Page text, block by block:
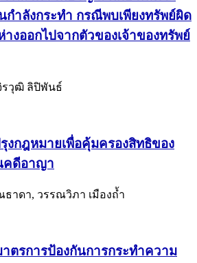
กำลังกระทำ กรณีพบเพียงทรัพย์ผิด
งออกไปจากตัวของเจ้าของทรัพย์
วุฒิ ลิปิพันธ์
งกฎหมายเพื่อคุ้มครองสิทธิของ
คดีอาญา
าดา, วรรณวิภา เมืองถ้ำ
ตรการป้องกันการกระทำความ